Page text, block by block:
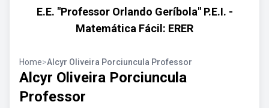
E.E. "Professor Orlando Geríbola" P.E.I. -
Matemática Fácil: ERER
Home>Alcyr Oliveira Porciuncula Professor
Alcyr Oliveira Porciuncula
Professor